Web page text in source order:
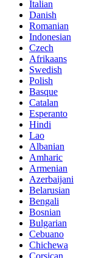
Italian
Danish
Romanian
Indonesian
Czech
Afrikaans
Swedish
Polish
Basque
Catalan
Esperanto
Hindi
Lao
Albanian
Amharic
Armenian
Azerbaijani
Belarusian
Bengali
Bosnian
Bulgarian
Cebuano
Chichewa
Corsican